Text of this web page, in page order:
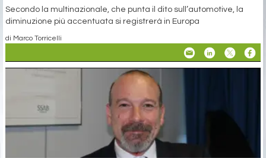
Secondo la multinazionale, che punta il dito sull’automotive, la
diminuzione più accentuata si registrerà in Europa
di Marco Torricelli